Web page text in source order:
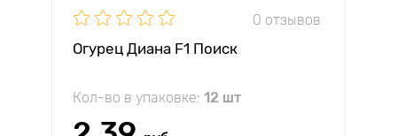
0 отзывов
Огурец Диана F1 Поиск
Кол-во в упаковке: 12 шт